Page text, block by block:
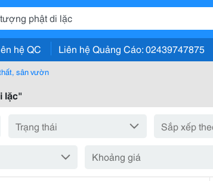
hệ QC Liên hệ Quảng Cáo: 02439747875
sân vườn
lặc"
Khoảng giá